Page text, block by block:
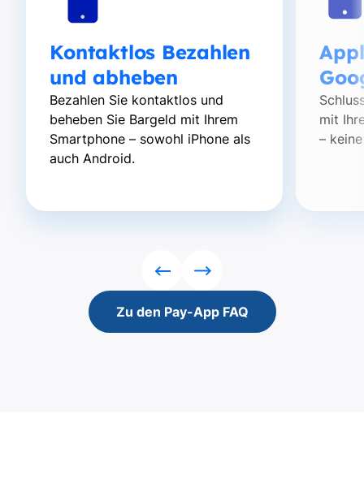
Kontaktlos Bezahlen
und abheben
Bezahlen Sie kontaktlos und
beheben Sie Bargeld mit Ihrem
Smartphone – sowohl iPhone als
auch Android.
mit
–
RückwärtsVorwärts
Zu den Pay-App FAQ